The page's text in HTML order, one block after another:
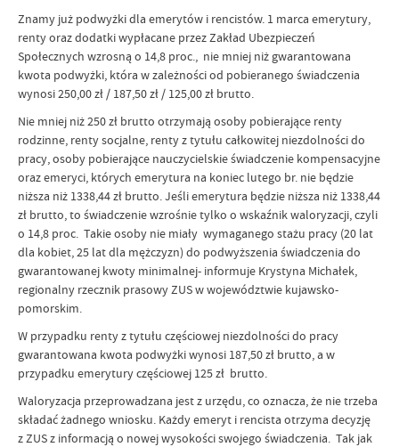
Znamy już podwyżki dla emerytów i rencistów. 1 marca emerytury,
renty oraz dodatki wypłacane przez Zakład Ubezpieczeń
Społecznych wzrosną o 14,8 proc., nie mniej niż gwarantowana
kwota podwyżki, która w zależności od pobieranego świadczenia
wynosi 250,00 zł / 187,50 zł / 125,00 zł brutto.
Nie mniej niż 250 zł brutto otrzymają osoby pobierające renty
rodzinne, renty socjalne, renty z tytułu całkowitej niezdolności do
pracy, osoby pobierające nauczycielskie świadczenie kompensacyjne
oraz emeryci, których emerytura na koniec lutego br. nie będzie
niższa niż 1338,44 zł brutto. Jeśli emerytura będzie niższa niż 1338,44
zł brutto, to świadczenie wzrośnie tylko o wskaźnik waloryzacji, czyli
o 14,8 proc. Takie osoby nie miały wymaganego stażu pracy (20 lat
dla kobiet, 25 lat dla mężczyzn) do podwyższenia świadczenia do
gwarantowanej kwoty minimalnej- informuje Krystyna Michałek,
regionalny rzecznik prasowy ZUS w województwie kujawsko-
pomorskim.
W przypadku renty z tytułu częściowej niezdolności do pracy
gwarantowana kwota podwyżki wynosi 187,50 zł brutto, a w
przypadku emerytury częściowej 125 zł brutto.
Waloryzacja przeprowadzana jest z urzędu, co oznacza, że nie trzeba
składać żadnego wniosku. Każdy emeryt i rencista otrzyma decyzję
z ZUS z informacją o nowej wysokości swojego świadczenia. Tak jak